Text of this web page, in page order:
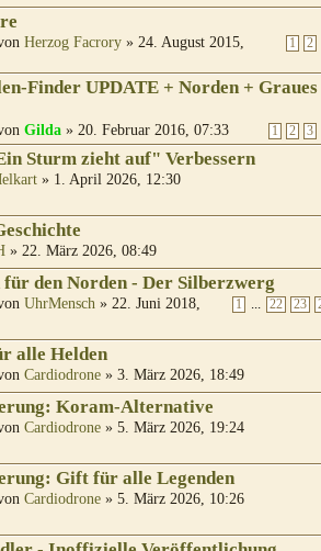
1 2
Herzog Facrory » 24. August 2015,
Finder UPDATE + Norden + Graues
1 2 3
Gilda » 20. Februar 2016, 07:33
Sturm zieht auf" Verbessern
» 1. April 2026, 12:30
» 22. März 2026, 08:49
für den Norden - Der Silberzwerg
1 ... 22 23
UhrMensch » 22. Juni 2018,
alle Helden
Cardiodrone » 3. März 2026, 18:49
Koram-Alternative
Cardiodrone » 5. März 2026, 19:24
Gift für alle Legenden
Cardiodrone » 5. März 2026, 10:26